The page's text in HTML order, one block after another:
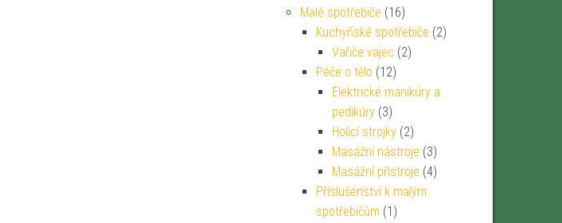
Malé spotřebiče (16)
Kuchyňské spotřebiče (2)
Vařiče vajec (2)
Péče o tělo (12)
Elektrické manikúry a
pedikúry (3)
Holicí strojky (2)
Masážní nástroje (3)
Masážní přístroje (4)
Příslušenství k malým
spotřebičům (1)